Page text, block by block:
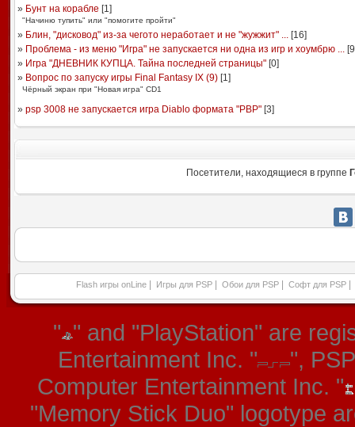
» Бунт на корабле [1]
"Начиню тупить" или "помогите пройти"
» Блин, "дисковод" из-за чегото неработает и не "жужжит" ...[16]
» Проблема - из меню "Игра" не запускается ни одна из игр и хоумбрю ...[9
» Игра "ДНЕВНИК КУПЦА. Тайна последней страницы"[0]
» Вопрос по запуску игры Final Fantasy IX (9)[1]
Чёрный экран при "Новая игра" CD1
» psp 3008 не запускается игра Diablo формата "PBP"[3]
Посетители, находящиеся в группе
Flash игры onLine Игры для PSP Обои для PSP Софт для PSP
" " and "PlayStation" are
Entertainment Inc. "
",
Computer Entertainment Inc. "
"Memory Stick Duo" logotype